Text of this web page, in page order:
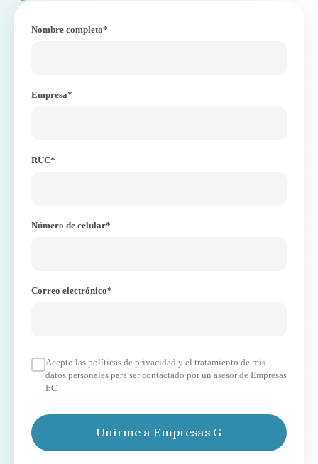
Nombre completo*
Empresa*
RUC*
Número de celular*
Correo electrónico*
Acepto las políticas de privacidad y el tratamiento de mis
datos personales para ser contactado por un asesor de Empresas
EC
Unirme a Empresas G